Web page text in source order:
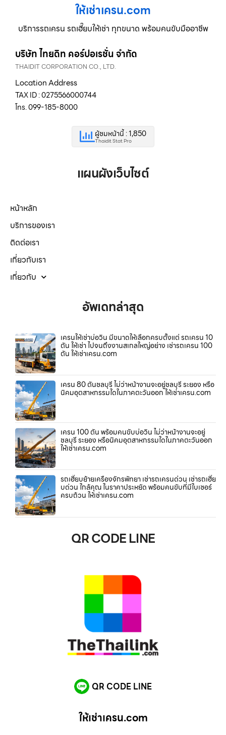
ให้เช่าเครน.com
บริการรถเครน รถเฮี๊ยบให้เช่า ทุกขนาด พร้อมคนขับมืออาชีพ
บริษัท ไทยดิท คอร์ปอเรชั่น จำกัด
THAIDIT CORPORATION CO., LTD.
Location Address
TAX ID : 0275566000744
โทร. 099-185-8000
ผู้ชมหน้านี้ : 1,850
Thaidit Stat Pro
แผนผังเว็บไซต์
หน้าหลัก
บริการของเรา
ติดต่อเรา
เกี่ยวกับเรา
เกี่ยวกับ
อัพเดทล่าสุด
เครนให้เช่าบ่อวิน มีขนาดให้เลือกครบตั้งแต่ รถเครน 10
ตัน ให้เช่า ไปจนถึงงานสเกลใหญ่อย่าง เช่ารถเครน 100
ตัน ให้เช่าเครน.com
เครน 80 ตันชลบุรี ไม่ว่าหน้างานจะอยู่ชลบุรี ระยอง หรือ
นิคมอุตสาหกรรมใดในภาคตะวันออก ให้เช่าเครน.com
เครน 100 ตัน พร้อมคนขับบ่อวิน ไม่ว่าหน้างานจะอยู่
ชลบุรี ระยอง หรือนิคมอุตสาหกรรมใดในภาคตะวันออก
ให้เช่าเครน.com
รถเฮี๊ยบย้ายเครื่องจักรพัทยา เช่ารถเครนด่วน เช่ารถเฮี๊ย
บด่วน ใกล้คุณ ในราคาประหยัด พร้อมคนขับที่มีใบเซอร์
ครบถ้วน ให้เช่าเครน.com
QR CODE LINE
QR CODE LINE
ให้เช่าเครน.com